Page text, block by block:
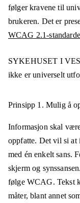
følger kravene til
brukeren. Det er
WCAG 2.1-
SYKEHUSET I
ikke er universelt
Prinsipp 1. Mulig å
Informasjon skal
oppfatte. Det vil si at
med én enkelt sans.
skjerm og
følge WCAG. Tekst
måter, blant annet